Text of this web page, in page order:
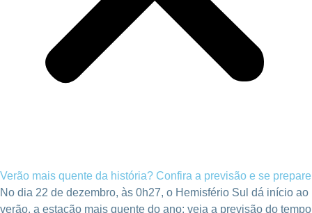
Verão mais quente da história? Confira a previsão e se prepare
No dia 22 de dezembro, às 0h27, o Hemisfério Sul dá início ao
verão, a estação mais quente do ano; veja a previsão do tempo